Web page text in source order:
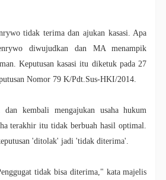
tidak terima dan ajukan kasasi. Apa
diwujudkan dan MA menampik
Keputusan kasasi itu diketuk pada 27
Nomor 79 K/Pdt.Sus-HKI/2014.
kembali mengajukan usaha hukum
terakhir itu tidak berbuah hasil optimal.
'ditolak' jadi 'tidak diterima'.
tidak bisa diterima," kata majelis